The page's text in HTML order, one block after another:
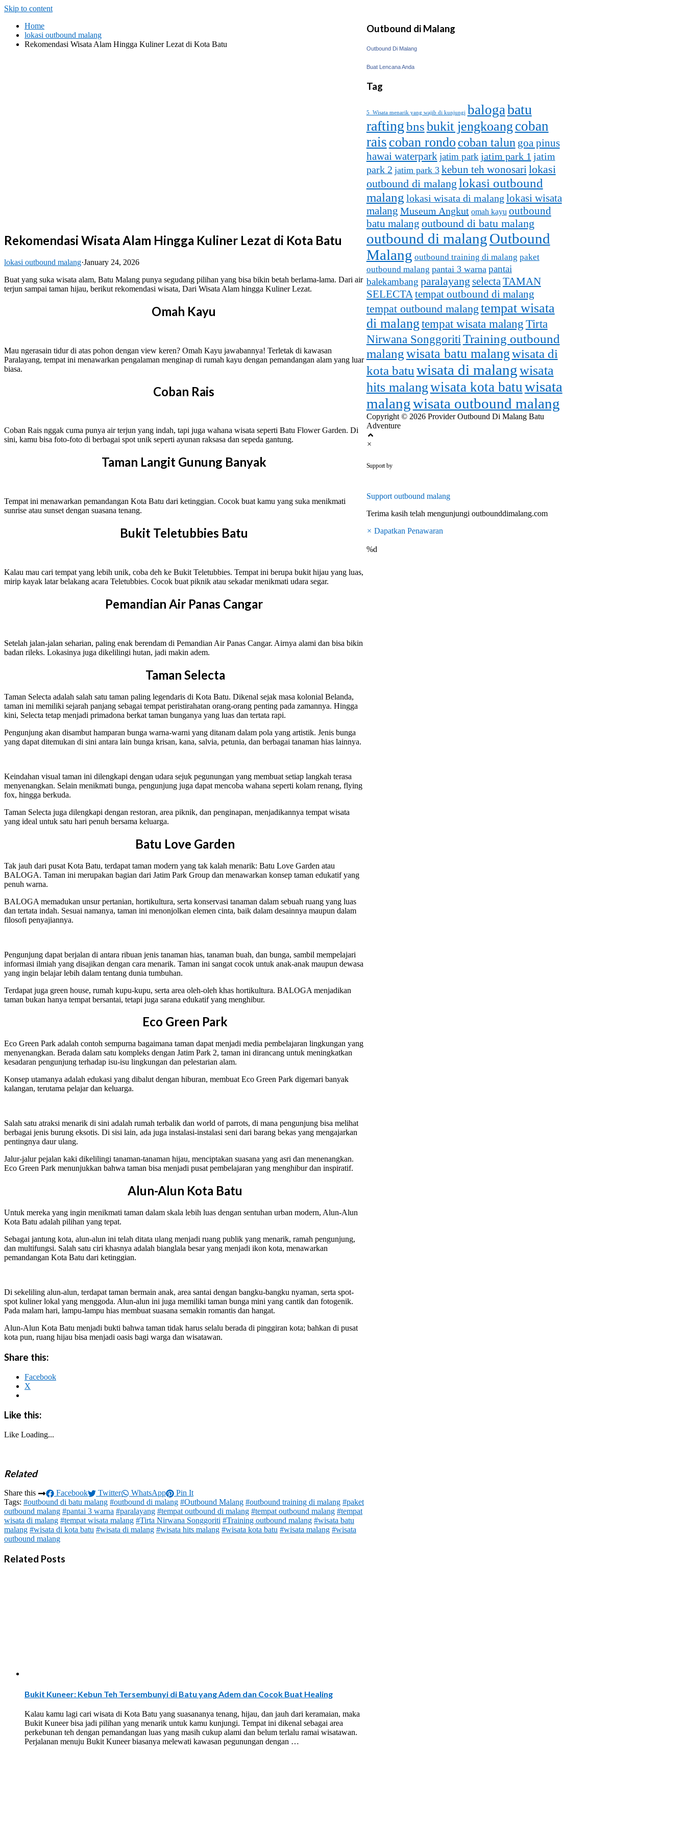
Skip to content
Home
lokasi outbound malang
Rekomendasi Wisata Alam Hingga Kuliner Lezat di Kota Batu
Rekomendasi Wisata Alam Hingga Kuliner Lezat di Kota Batu
lokasi outbound malang·January 24, 2026
Buat yang suka wisata alam, Batu Malang punya segudang pilihan yang bisa bikin betah berlama-lama. Dari air
terjun sampai taman hijau, berikut rekomendasi wisata, Dari Wisata Alam hingga Kuliner Lezat.
Omah Kayu
Mau ngerasain tidur di atas pohon dengan view keren? Omah Kayu jawabannya! Terletak di kawasan
Paralayang, tempat ini menawarkan pengalaman menginap di rumah kayu dengan pemandangan alam yang luar
biasa.
Coban Rais
Coban Rais nggak cuma punya air terjun yang indah, tapi juga wahana wisata seperti Batu Flower Garden. Di
sini, kamu bisa foto-foto di berbagai spot unik seperti ayunan raksasa dan sepeda gantung.
Taman Langit Gunung Banyak
Tempat ini menawarkan pemandangan Kota Batu dari ketinggian. Cocok buat kamu yang suka menikmati
sunrise atau sunset dengan suasana tenang.
Bukit Teletubbies Batu
Kalau mau cari tempat yang lebih unik, coba deh ke Bukit Teletubbies. Tempat ini berupa bukit hijau yang luas,
mirip kayak latar belakang acara Teletubbies. Cocok buat piknik atau sekadar menikmati udara segar.
Pemandian Air Panas Cangar
Setelah jalan-jalan seharian, paling enak berendam di Pemandian Air Panas Cangar. Airnya alami dan bisa bikin
badan rileks. Lokasinya juga dikelilingi hutan, jadi makin adem.
Taman Selecta
Taman Selecta adalah salah satu taman paling legendaris di Kota Batu. Dikenal sejak masa kolonial Belanda,
taman ini memiliki sejarah panjang sebagai tempat peristirahatan orang-orang penting pada zamannya. Hingga
kini, Selecta tetap menjadi primadona berkat taman bunganya yang luas dan tertata rapi.
Pengunjung akan disambut hamparan bunga warna-warni yang ditanam dalam pola yang artistik. Jenis bunga
yang dapat ditemukan di sini antara lain bunga krisan, kana, salvia, petunia, dan berbagai tanaman hias lainnya.
Keindahan visual taman ini dilengkapi dengan udara sejuk pegunungan yang membuat setiap langkah terasa
menyenangkan. Selain menikmati bunga, pengunjung juga dapat mencoba wahana seperti kolam renang, flying
fox, hingga berkuda.
Taman Selecta juga dilengkapi dengan restoran, area piknik, dan penginapan, menjadikannya tempat wisata
yang ideal untuk satu hari penuh bersama keluarga.
Batu Love Garden
Tak jauh dari pusat Kota Batu, terdapat taman modern yang tak kalah menarik: Batu Love Garden atau
BALOGA. Taman ini merupakan bagian dari Jatim Park Group dan menawarkan konsep taman edukatif yang
penuh warna.
BALOGA memadukan unsur pertanian, hortikultura, serta konservasi tanaman dalam sebuah ruang yang luas
dan tertata indah. Sesuai namanya, taman ini menonjolkan elemen cinta, baik dalam desainnya maupun dalam
filosofi penyajiannya.
Pengunjung dapat berjalan di antara ribuan jenis tanaman hias, tanaman buah, dan bunga, sambil mempelajari
informasi ilmiah yang disajikan dengan cara menarik. Taman ini sangat cocok untuk anak-anak maupun dewasa
yang ingin belajar lebih dalam tentang dunia tumbuhan.
Terdapat juga green house, rumah kupu-kupu, serta area oleh-oleh khas hortikultura. BALOGA menjadikan
taman bukan hanya tempat bersantai, tetapi juga sarana edukatif yang menghibur.
Eco Green Park
Eco Green Park adalah contoh sempurna bagaimana taman dapat menjadi media pembelajaran lingkungan yang
menyenangkan. Berada dalam satu kompleks dengan Jatim Park 2, taman ini dirancang untuk meningkatkan
kesadaran pengunjung terhadap isu-isu lingkungan dan pelestarian alam.
Konsep utamanya adalah edukasi yang dibalut dengan hiburan, membuat Eco Green Park digemari banyak
kalangan, terutama pelajar dan keluarga.
Salah satu atraksi menarik di sini adalah rumah terbalik dan world of parrots, di mana pengunjung bisa melihat
berbagai jenis burung eksotis. Di sisi lain, ada juga instalasi-instalasi seni dari barang bekas yang mengajarkan
pentingnya daur ulang.
Jalur-jalur pejalan kaki dikelilingi tanaman-tanaman hijau, menciptakan suasana yang asri dan menenangkan.
Eco Green Park menunjukkan bahwa taman bisa menjadi pusat pembelajaran yang menghibur dan inspiratif.
Alun-Alun Kota Batu
Untuk mereka yang ingin menikmati taman dalam skala lebih luas dengan sentuhan urban modern, Alun-Alun
Kota Batu adalah pilihan yang tepat.
Sebagai jantung kota, alun-alun ini telah ditata ulang menjadi ruang publik yang menarik, ramah pengunjung,
dan multifungsi. Salah satu ciri khasnya adalah bianglala besar yang menjadi ikon kota, menawarkan
pemandangan Kota Batu dari ketinggian.
Di sekeliling alun-alun, terdapat taman bermain anak, area santai dengan bangku-bangku nyaman, serta spot-
spot kuliner lokal yang menggoda. Alun-alun ini juga memiliki taman bunga mini yang cantik dan fotogenik.
Pada malam hari, lampu-lampu hias membuat suasana semakin romantis dan hangat.
Alun-Alun Kota Batu menjadi bukti bahwa taman tidak harus selalu berada di pinggiran kota; bahkan di pusat
kota pun, ruang hijau bisa menjadi oasis bagi warga dan wisatawan.
Share this:
Facebook
X
Like this:
Like Loading...
Related
Share this Facebook Twitter WhatsApp
Pin It
Tags: #outbound di batu malang #outbound di malang #Outbound Malang #outbound training di malang #paket
outbound malang #pantai 3 warna #paralayang #tempat outbound di malang #tempat outbound malang #tempat
wisata di malang #tempat wisata malang #Tirta Nirwana Songgoriti #Training outbound malang #wisata batu
malang #wisata di kota batu #wisata di malang #wisata hits malang #wisata kota batu #wisata malang #wisata
outbound malang
Related Posts
Bukit Kuneer: Kebun Teh Tersembunyi di Batu yang Adem dan Cocok Buat Healing
Kalau kamu lagi cari wisata di Kota Batu yang suasananya tenang, hijau, dan jauh dari keramaian, maka
Bukit Kuneer bisa jadi pilihan yang menarik untuk kamu kunjungi. Tempat ini dikenal sebagai area
perkebunan teh dengan pemandangan luas yang masih cukup alami dan belum terlalu ramai wisatawan.
Perjalanan menuju Bukit Kuneer biasanya melewati kawasan pegunungan dengan …
Outbound di Malang
Outbound Di Malang
Buat Lencana Anda
Tag
5 Wisata menarik yang wajib di kunjungi baloga batu
raftingbnsbukit jengkoang coban
rais coban rondo coban talun goa pinus
hawai waterpark jatim park jatim park 1 jatim
park 2 jatim park 3 kebun teh wonosarilokasi
outbound di malang lokasi outbound
malang lokasi wisata di malang lokasi wisata
malang Museum Angkut omah kayu outbound
batu malang outbound di batu malang
outbound di malangOutbound
Malang outbound training di malang paket
outbound malang pantai 3 warna pantai
balekambang paralayang selectaTAMAN
SELECTA tempat outbound di malang
tempat outbound malang tempat wisata
di malangtempat wisata malangTirta
Nirwana SonggoritiTraining outbound
malangwisata batu malangwisata di
kota batuwisata di malangwisata
hits malangwisata kota batu wisata
malangwisata outbound malang
Copyright © 2026 Provider Outbound Di Malang Batu
Adventure
×
Support by
Support outbound malang
Terima kasih telah mengunjungi outbounddimalang.com
× Dapatkan Penawaran
%d